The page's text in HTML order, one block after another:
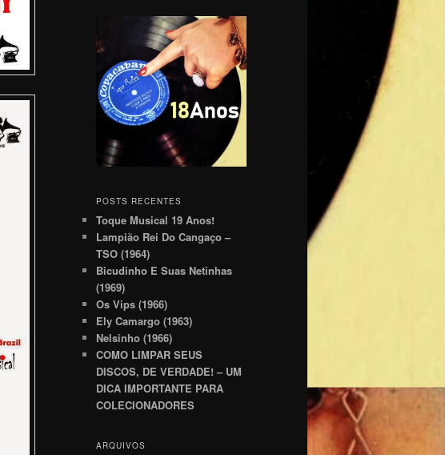
POSTS RECENTES
Toque Musical 19 Anos!
Lampião Rei Do Cangaço –
TSO (1964)
Bicudinho E Suas Netinhas
(1969)
Os Vips (1966)
Ely Camargo (1963)
Nelsinho (1966)
COMO LIMPAR SEUS
DISCOS, DE VERDADE! – UM
DICA IMPORTANTE PARA
COLECIONADORES
ARQUIVOS